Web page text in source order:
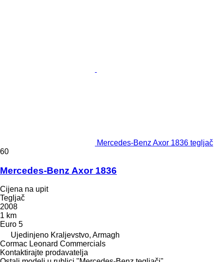
Mercedes-Benz Axor 1836 tegljač
60
Mercedes-Benz Axor 1836
Cijena na upit
Tegljač
2008
1 km
Euro 5
Ujedinjeno Kraljevstvo, Armagh
Cormac Leonard Commercials
Kontaktirajte prodavatelja